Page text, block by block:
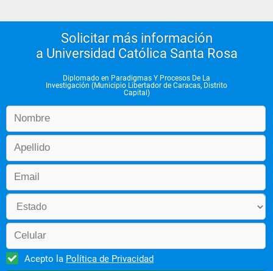
Solicitar más información
a Universidad Católica Santa Rosa
Diplomado en Paradigmas Y Procesos De La
Investigación (Municipio Libertador de Caracas, Distrito
Capital)
Acepto la Política de Privacidad